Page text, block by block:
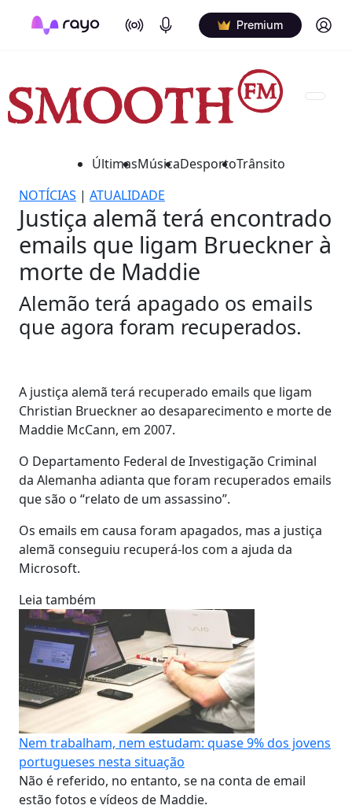
On Air Podcasts Premium Log in
ÚltimasMúsicaDesportoTrânsito
NOTÍCIAS | ATUALIDADE
Justiça alemã terá encontrado
emails que ligam Brueckner à
morte de Maddie
Alemão terá apagado os emails
que agora foram recuperados.
A justiça alemã terá recuperado emails que ligam
Christian Brueckner ao desaparecimento e morte de
Maddie McCann, em 2007.
O Departamento Federal de Investigação Criminal
da Alemanha adianta que foram recuperados emails
que são o “relato de um assassino”.
Os emails em causa foram apagados, mas a justiça
alemã conseguiu recuperá-los com a ajuda da
Microsoft.
Leia também
Nem trabalham, nem estudam: quase 9% dos jovens
portugueses nesta situação
Não é referido, no entanto, se na conta de email
estão fotos e vídeos de Maddie.